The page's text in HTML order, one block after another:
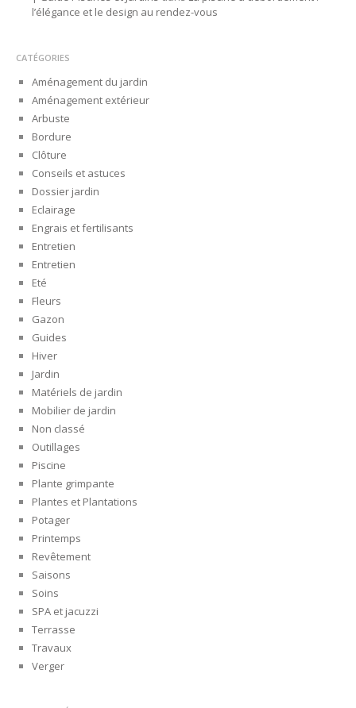
l’élégance et le design au rendez-vous
CATÉGORIES
Aménagement du jardin
Aménagement extérieur
Arbuste
Bordure
Clôture
Conseils et astuces
Dossier jardin
Eclairage
Engrais et fertilisants
Entretien
Entretien
Eté
Fleurs
Gazon
Guides
Hiver
Jardin
Matériels de jardin
Mobilier de jardin
Non classé
Outillages
Piscine
Plante grimpante
Plantes et Plantations
Potager
Printemps
Revêtement
Saisons
Soins
SPA et jacuzzi
Terrasse
Travaux
Verger